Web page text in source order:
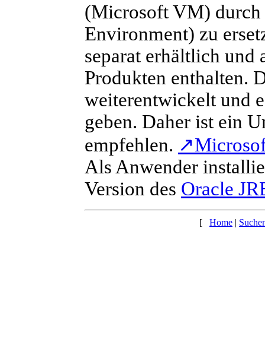
(Microsoft VM)
Environment) zu
separat erhältlich und
Produkten enthalten.
weiterentwickelt und
geben. Daher ist ein
empfehlen. ↗
Als Anwender
Version des Oracle
[ Home |